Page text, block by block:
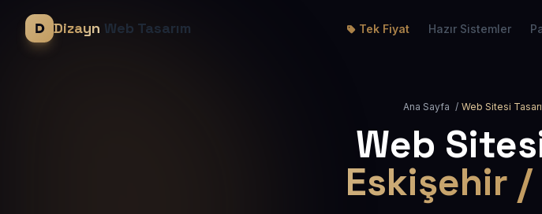
Dizayn Web Tasarım Tek Fiyat Hazır Sistemler
Ana Sayfa / Web Sitesi
Web
Eskişehir